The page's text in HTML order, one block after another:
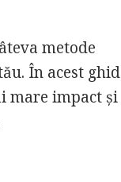
metode
În acest ghid
mare impact și